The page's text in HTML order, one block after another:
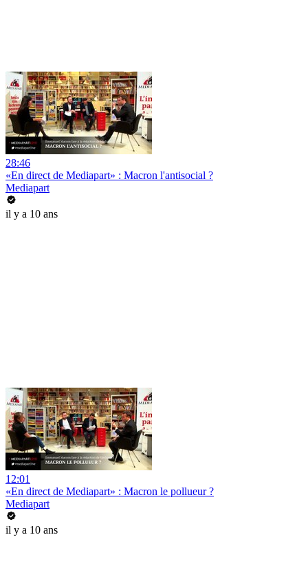
28:46
«En direct de Mediapart» : Macron l'antisocial ?
Mediapart
il y a 10 ans
12:01
«En direct de Mediapart» : Macron le pollueur ?
Mediapart
il y a 10 ans